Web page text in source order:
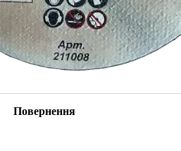
Повернення